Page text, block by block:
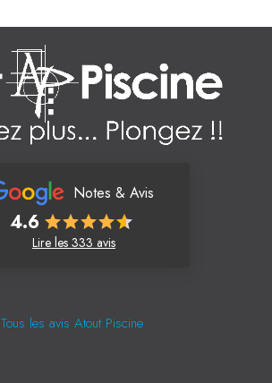
Notes & Avis
4.6
Lire les 333 avis
Tous les avis Atout Piscine